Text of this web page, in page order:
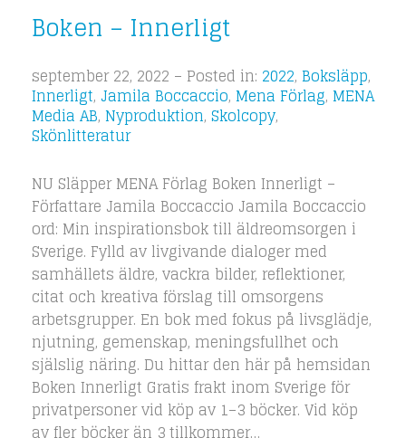
Boken – Innerligt
september 22, 2022 – Posted in: 2022, Boksläpp,
Innerligt, Jamila Boccaccio, Mena Förlag, MENA
Media AB, Nyproduktion, Skolcopy,
Skönlitteratur
NU Släpper MENA Förlag Boken Innerligt –
Författare Jamila Boccaccio Jamila Boccaccio
ord: Min inspirationsbok till äldreomsorgen i
Sverige. Fylld av livgivande dialoger med
samhällets äldre, vackra bilder, reflektioner,
citat och kreativa förslag till omsorgens
arbetsgrupper. En bok med fokus på livsglädje,
njutning, gemenskap, meningsfullhet och
själslig näring. Du hittar den här på hemsidan
Boken Innerligt Gratis frakt inom Sverige för
privatpersoner vid köp av 1–3 böcker. Vid köp
av fler böcker än 3 tillkommer…